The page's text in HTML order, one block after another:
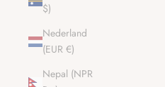
$)
Nederland
(EUR €)
Nepal (NPR